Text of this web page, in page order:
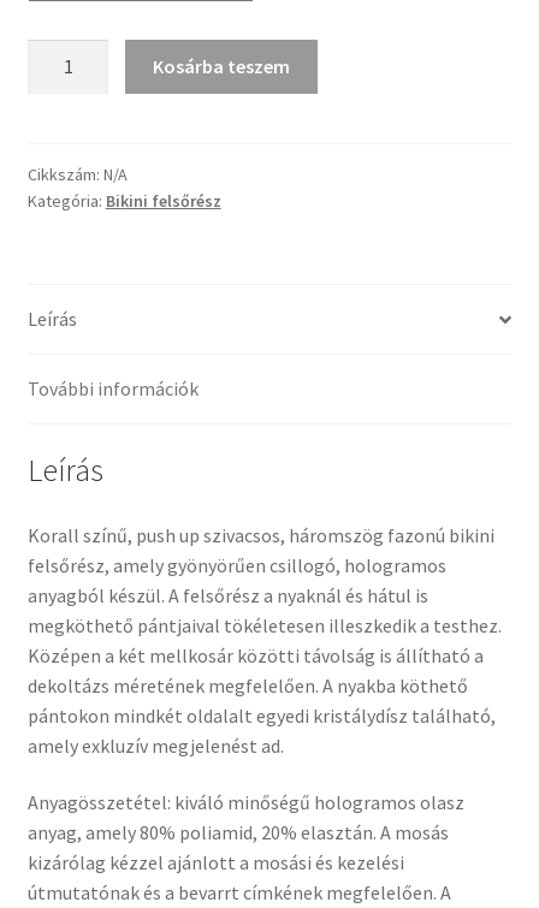
háromszög
bikini
Kosárba teszem
Cikkszám: N/A
Kategória: Bikini felsőrész
Leírás
További információk
Leírás
Korall színű, push up szivacsos, háromszög fazonú bikini
felsőrész, amely gyönyörűen csillogó, hologramos
anyagból készül. A felsőrész a nyaknál és hátul is
megköthető pántjaival tökéletesen illeszkedik a testhez.
Középen a két mellkosár közötti távolság is állítható a
dekoltázs méretének megfelelően. A nyakba köthető
pántokon mindkét oldalalt egyedi kristálydísz található,
amely exkluzív megjelenést ad.
Anyagösszetétel: kiváló minőségű hologramos olasz
anyag, amely 80% poliamid, 20% elasztán. A mosás
kizárólag kézzel ajánlott a mosási és kezelési
útmutatónak és a bevarrt címkének megfelelően. A